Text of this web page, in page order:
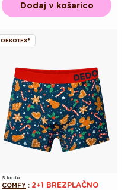
Dodaj v košarico
OEKOTEX®
S kodo
COMFY : 2+1 BREZPLAČNO